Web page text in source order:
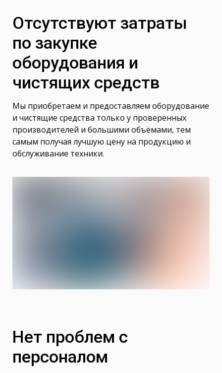
Отсутствуют затраты
по закупке
оборудования и
чистящих средств
Мы приобретаем и предоставляем оборудование
и чистящие средства только у проверенных
производителей и большими объёмами, тем
самым получая лучшую цену на продукцию и
обслуживание техники.
Нет проблем с
персоналом